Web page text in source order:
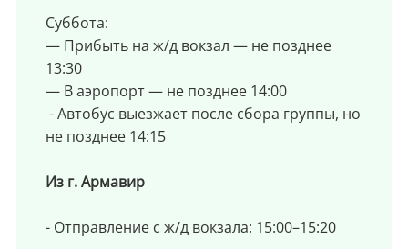
Суббота:
— Прибыть на ж/д вокзал — не позднее
13:30
— В аэропорт — не позднее 14:00
- Автобус выезжает после сбора группы, но
не позднее 14:15
Из г. Армавир
- Отправление с ж/д вокзала: 15:00–15:20